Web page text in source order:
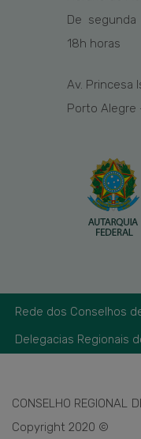
De
18h horas
Av. Princesa
Porto Alegre
Rede dos Conselhos
Delegacias Regionais
CONSELHO REGIONAL
Copyright 2020 ©